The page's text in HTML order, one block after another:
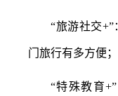
“旅游社交
门旅行有多方便；
“特殊教育